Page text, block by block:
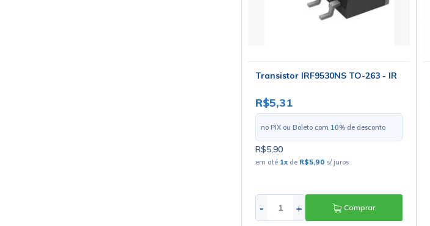
Transistor IRF9530NS TO-263 - IR
R$5,31
no PIX ou Boleto com 10% de desconto
R$5,90
em até 1xde R$5,90 s/ juros
- + Comprar